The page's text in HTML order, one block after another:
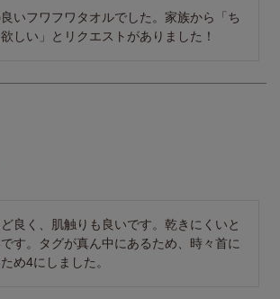
いフワフワタオルでした。家族から「ち
良く、肌触りも良いです。乾きにくいと
す。タグが真ん中にあるため、時々首に
め4にしました。